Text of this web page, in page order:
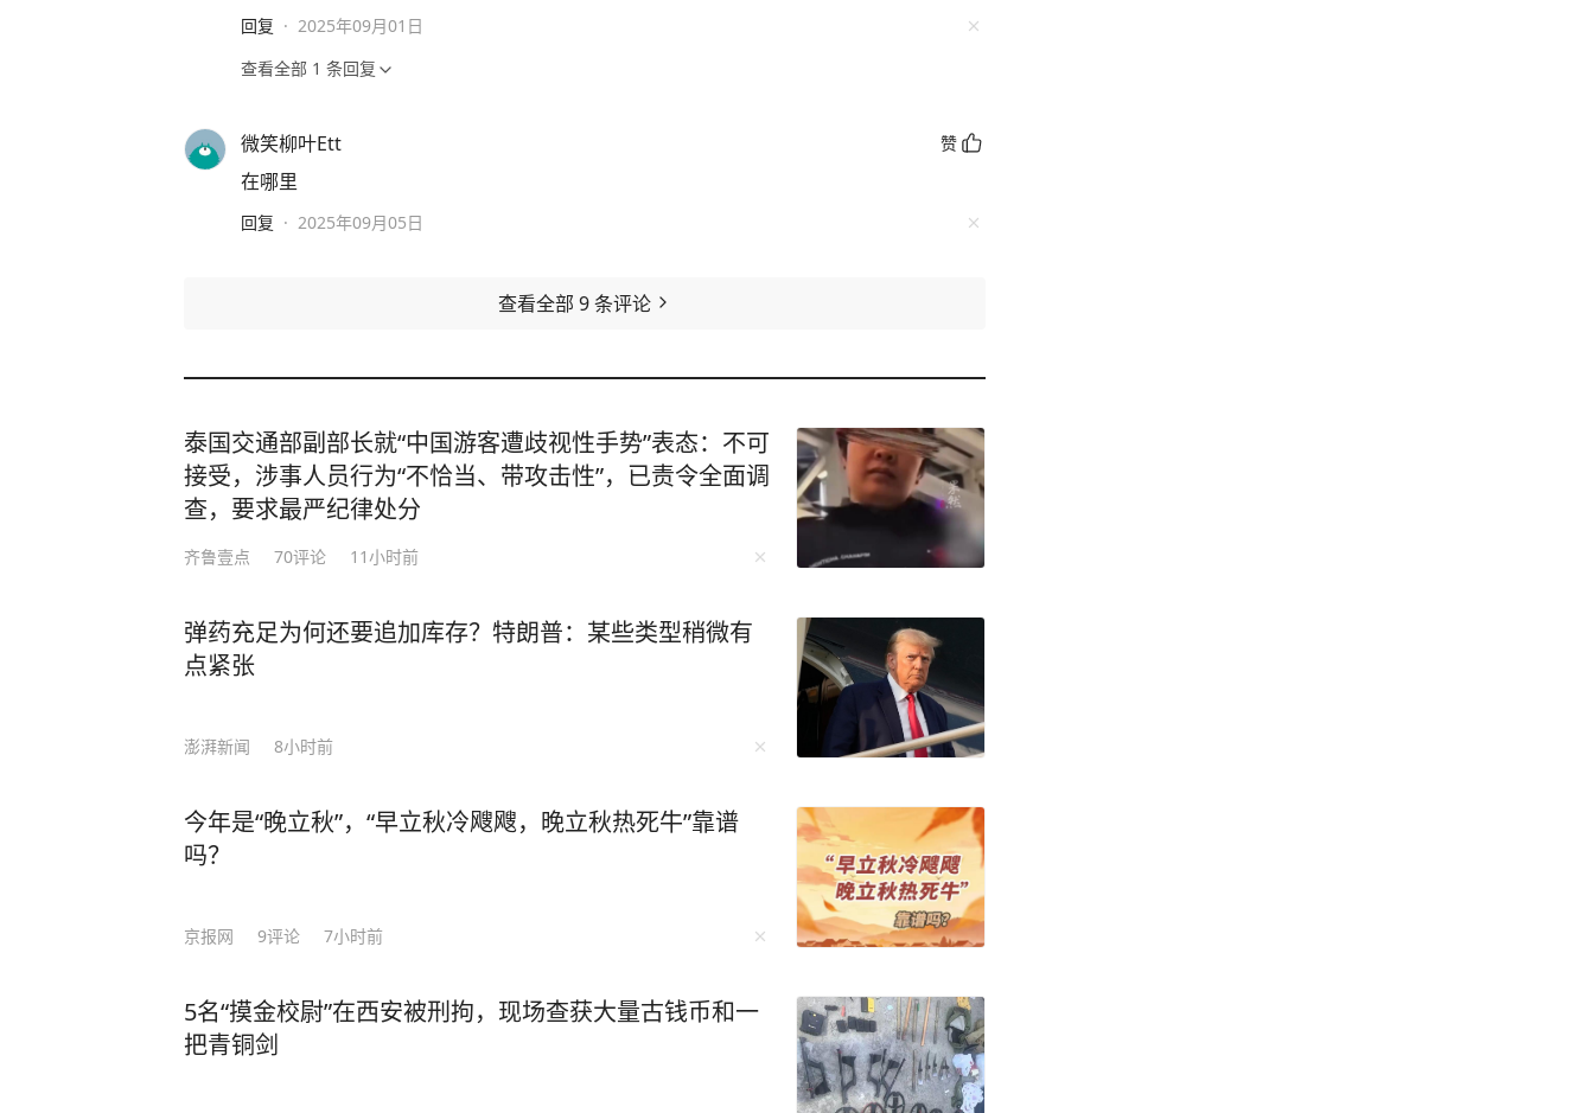
回复 · 2025年09月01日
查看全部 1 条回复
微笑柳叶Ett 赞
在哪里
回复 · 2025年09月05日
查看全部 9条评论
泰国交通部副部长就“中国游客遭歧视性手势”表态：不可
接受，涉事人员行为“不恰当、带攻击性”，已责令全面调
查，要求最严纪律处分
齐鲁壹点 70评论 11小时前
弹药充足为何还要追加库存？特朗普：某些类型稍微有
点紧张
澎湃新闻 8小时前
今年是“晚立秋”，“早立秋冷飕飕，晚立秋热死牛”靠谱
吗？
京报网 9评论 7小时前
5名“摸金校尉”在西安被刑拘，现场查获大量古钱币和一
把青铜剑